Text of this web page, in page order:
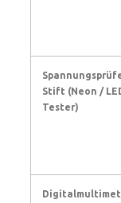
Stift (Neon /
Tester)